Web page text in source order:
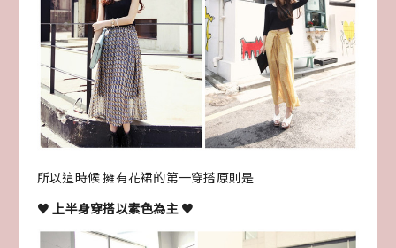
所以這時候 擁有花裙的第一穿搭原則是
♥上半身穿搭以素色為主 ♥